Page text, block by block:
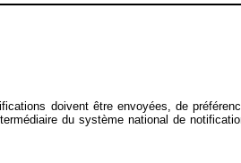
doivent être envoyées, de
du système national de